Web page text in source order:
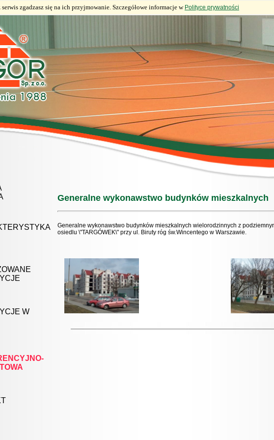
zgadzasz się na ich przyjmowanie. Szczegółowe informacje w Polityce prywatności
W
Generalne wykonawstwo budynków mieszkalnych
Generalne wykonawstwo budynków mieszkalnych wielorodzinnych z
osiedlu \"TARGÓWEK\" przy ul. Biruty róg św.Wincentego w Warszawie.